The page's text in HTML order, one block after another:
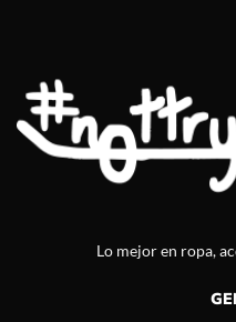
Lo mejor en ropa,